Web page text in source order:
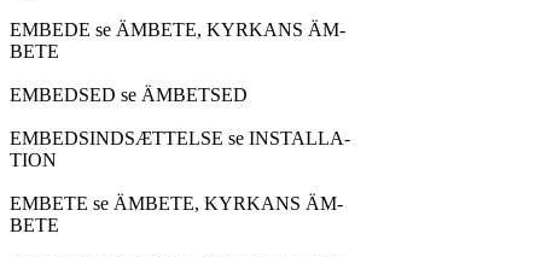
EMBEDE se ÄMBETE, KYRKANS ÄM-
BETE
EMBEDSED se ÄMBETSED
EMBEDSINDSÆTTELSE se INSTALLA-
TION
EMBETE se ÄMBETE, KYRKANS ÄM-
BETE